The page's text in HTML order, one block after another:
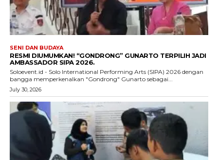
SENI DAN BUDAYA
RESMI DIUMUMKAN! “GONDRONG” GUNARTO TERPILIH JADI
AMBASSADOR SIPA 2026.
Soloevent.id - Solo International Performing Arts (SIPA) 2026 dengan
bangga memperkenalkan "Gondrong" Gunarto sebagai...
July 30, 2026